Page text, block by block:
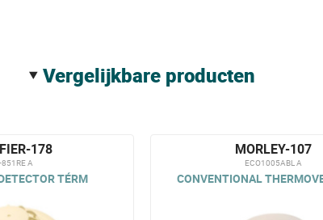
vergelijkbare producten
178
851RE A
TÉRM
MORLEY-107
ECO1005ABL A
CONVENTIONAL